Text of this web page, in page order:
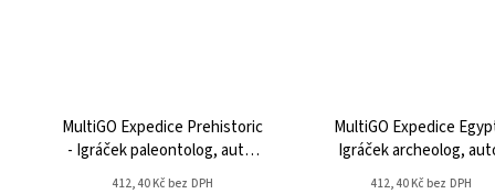
MultiGO Expedice Prehistoric
- Igráček paleontolog, auto,
vykopávka
412,40 Kč bez DPH
MultiGO Expedice
Igráček archeolog,
vykopávka
412,40 Kč bez DPH